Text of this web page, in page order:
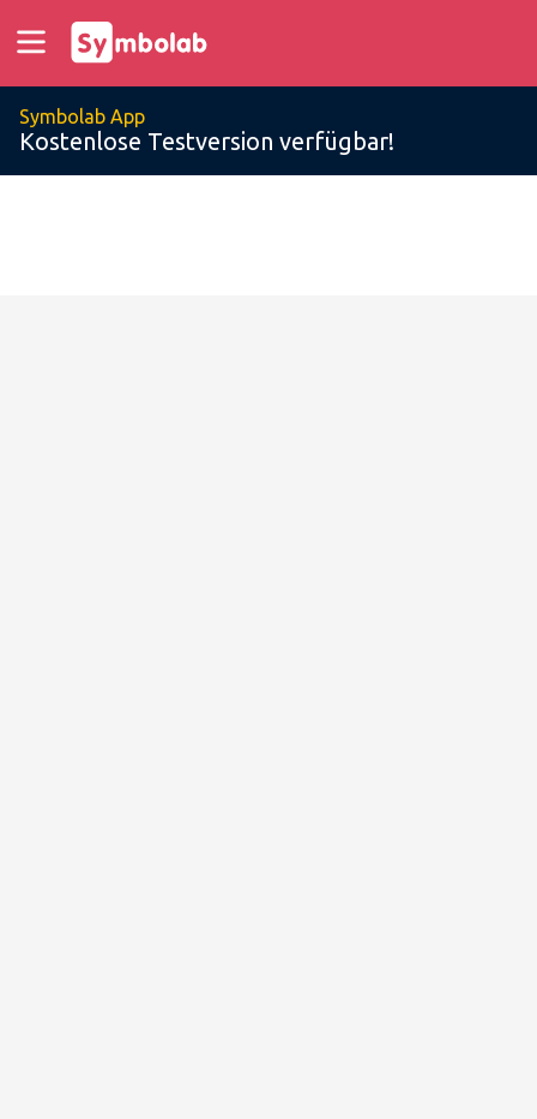
Symbolab App
Kostenlose Testversion verfügbar!